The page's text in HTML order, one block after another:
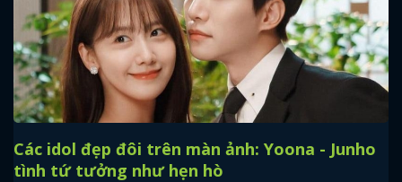
Các idol đẹp đôi trên màn ảnh: Yoona - Junho
tình tứ tưởng như hẹn hò